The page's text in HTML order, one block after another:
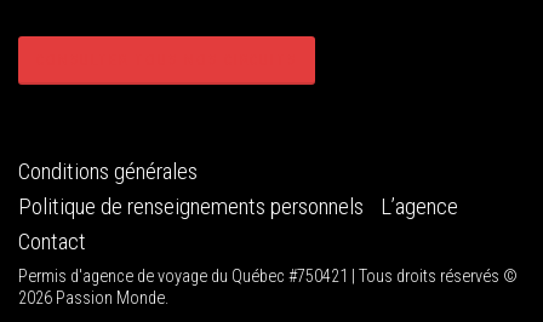
Conditions générales
Politique de renseignements personnels
L’agence
Contact
Permis d'agence de voyage du Québec #750421 | Tous droits réservés ©
2026 Passion Monde.